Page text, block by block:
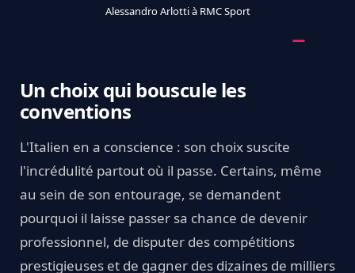
Alessandro Arlotti à RMC Sport
Un choix qui bouscule les
conventions
L'Italien en a conscience : son choix suscite
l'incrédulité partout où il passe. Certains, même
au sein de son entourage, se demandent
pourquoi il laisse passer sa chance de devenir
professionnel, de disputer des compétitions
prestigieuses et de gagner des dizaines de milliers